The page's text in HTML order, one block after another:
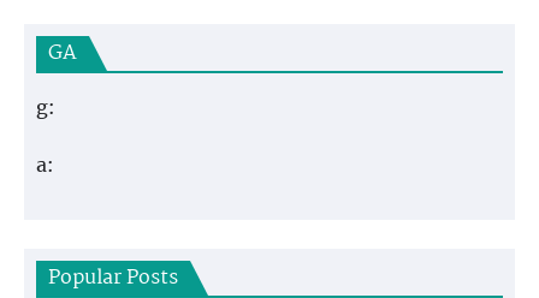
GA
g:
a:
Popular Posts